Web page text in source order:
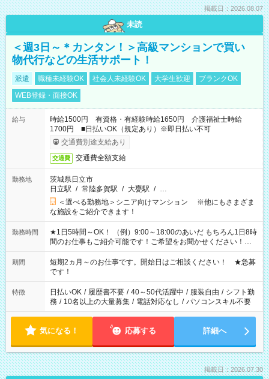
掲載日：2026.08.07
未読
＜週3日～＊カンタン！＞高級マンションで買い
物代行などの生活サポート！
派遣 職種未経験OK 社会人未経験OK 大学生歓迎
ブランクOK
WEB登録・面接OK
給与
時給1500円 有資格・有経験時給1650円 介護福祉士時給
1700円 ■日払いOK（規定あり）※即日払い不可
交通費別途支給あり
交通費 交通費全額支給
勤務地
茨城県日立市
日立駅 / 常陸多賀駅 / 大甕駅 / …
＜選べる勤務地＞シニア向けマンション ※他にもさまざま
な施設をご紹介できます！
勤務時間
★1日5時間～OK！ （例）9:00～18:00のあいだ もちろん1日8時
間のお仕事もご紹介可能です！ご希望をお聞かせください！★
家庭の都合でお休みが必要な場合も遠慮なくご相談ください。
※週最低15時間以上の勤務が必要です
期間
短期2ヵ月～のお仕事です。開始日はご相談ください！ ★急募
です！
特徴 日払いOK / 履歴書不要 / 40～50代活躍中 / 服装自由 / シフト勤
務 / 10名以上の大量募集 / 電話対応なし / パソコンスキル不要
気になる！ 応募する 詳細へ
掲載日：2026.07.30